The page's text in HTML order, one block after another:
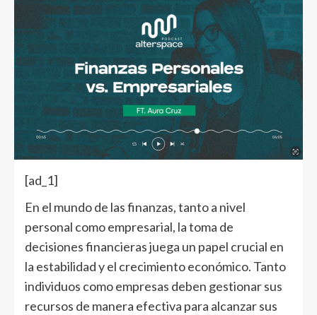
[ad_1]
En el mundo de las finanzas, tanto a nivel
personal como empresarial, la toma de
decisiones financieras juega un papel crucial en
la estabilidad y el crecimiento económico. Tanto
individuos como empresas deben gestionar sus
recursos de manera efectiva para alcanzar sus